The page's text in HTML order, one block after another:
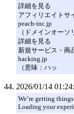
詳細を見る
アフィリエイトサ
peach-inc.jp
（ドメインオーソ
詳細を見る
新規サービス・商
hacking.jp
（意味：ハッ
2026/01/14
We’re getting
Loading your